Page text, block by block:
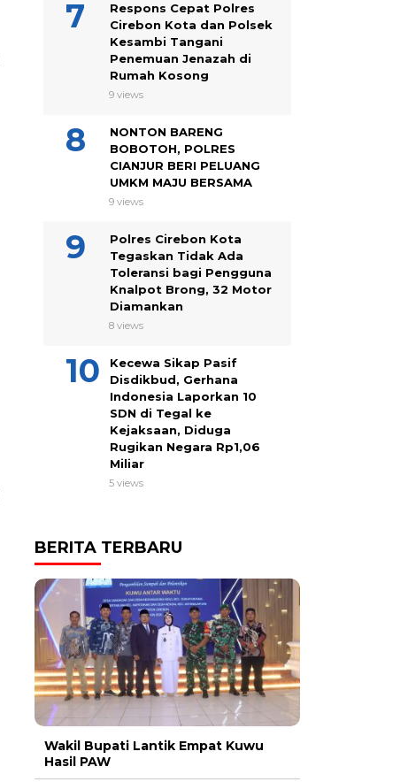
Respons Cepat Polres
Cirebon Kota dan Polsek
Kesambi Tangani
Penemuan Jenazah di
Rumah Kosong
9 views
NONTON BARENG
BOBOTOH, POLRES
CIANJUR BERI PELUANG
UMKM MAJU BERSAMA
9 views
Polres Cirebon Kota
Tegaskan Tidak Ada
Toleransi bagi Pengguna
Knalpot Brong, 32 Motor
Diamankan
8 views
Kecewa Sikap Pasif
Disdikbud, Gerhana
Indonesia Laporkan 10
SDN di Tegal ke
Kejaksaan, Diduga
Rugikan Negara Rp1,06
Miliar
5 views
BERITA TERBARU
Wakil Bupati Lantik Empat Kuwu
Hasil PAW